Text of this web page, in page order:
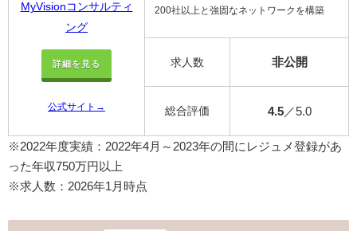
MyVisionコンサルティ
ング
詳細を見る
公式サイト→
200社以上と強固なネットワークを構築
求人数 非公開
総合評価 4.5／5.0
※2022年度実績：2022年4月～2023年の間にレジュメ登録があ
った年収750万円以上
※求人数：2026年1月時点